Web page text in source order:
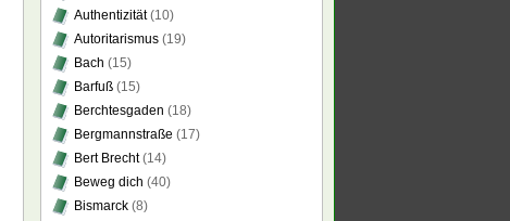
Authentizität(10)
Autoritarismus (19)
Bach (15)
Barfuß (15)
Berchtesgaden (18)
Bergmannstraße (17)
Bert Brecht(14)
Beweg dich (40)
Bismarck (8)